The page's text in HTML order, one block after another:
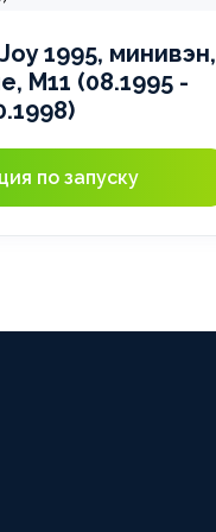
1995, минивэн,
M11 (08.1995 -
по запуску